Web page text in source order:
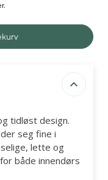
tidløst design.
seg fine i
lette og
både innendørs